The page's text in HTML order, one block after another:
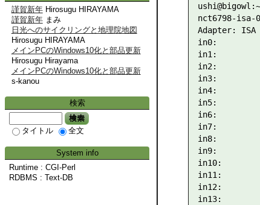
nct6798-isa-
Adapter: ISA
in0:
in1:
in2:
in3:
in4:
in5:
in6:
in7:
in8:
in9:
in10:
in11:
in12:
in13:
謹賀新年 Hirosugu HIRAYAMA
謹賀新年 まみ
日光へのサイクリングと地理院地図
Hirosugu HIRAYAMA
メインPCのWindows10化と部品更新
Hirosugu Hirayama
メインPCのWindows10化と部品更新
s-kanou
検索
検索
タイトル 全文
System info
Runtime : CGI-Perl
RDBMS : Text-DB